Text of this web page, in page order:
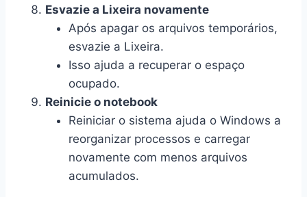
Esvazie a Lixeira novamente
Após apagar os arquivos temporários,
esvazie a Lixeira.
Isso ajuda a recuperar o espaço
ocupado.
Reinicie o notebook
Reiniciar o sistema ajuda o Windows a
reorganizar processos e carregar
novamente com menos arquivos
acumulados.